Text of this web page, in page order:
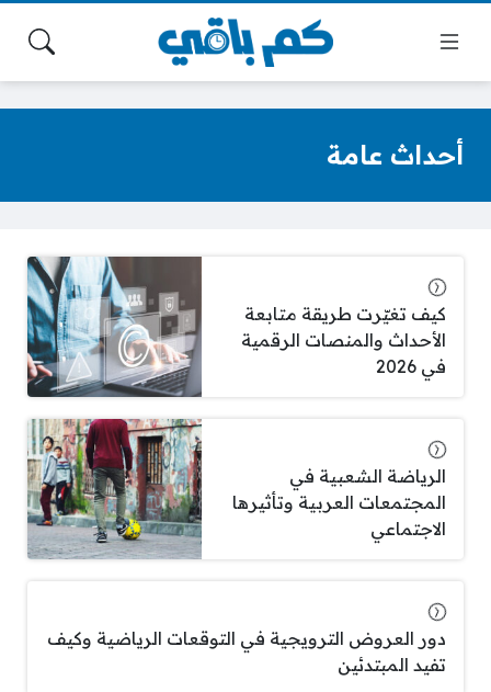
أحداث عامة
كيف تغيّرت طريقة متابعة
الأحداث والمنصات الرقمية
في 2026
الرياضة الشعبية في
المجتمعات العربية وتأثيرها
الاجتماعي
دور العروض الترويجية في التوقعات الرياضية وكيف
تفيد المبتدئين